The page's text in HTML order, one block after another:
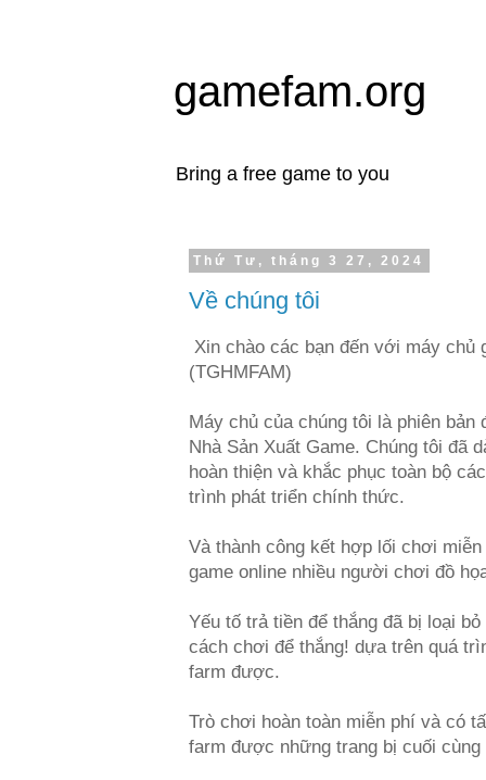
gamefam.org
Bring a free game to you
Thứ Tư, tháng 3 27, 2024
Về chúng tôi
Xin chào các bạn đến với máy chủ
(TGHMFAM)
Máy chủ của chúng tôi là phiên
Nhà Sản Xuất Game. Chúng tôi đã
hoàn thiện và khắc phục toàn bộ
trình phát triển chính thức.
Và thành công kết hợp lối chơi
game online nhiều người chơi đồ
Yếu tố trả tiền để thắng đã bị loại
cách chơi để thắng! dựa trên quá
farm được.
Trò chơi hoàn toàn miễn phí và có
farm được những trang bị cuối cùng